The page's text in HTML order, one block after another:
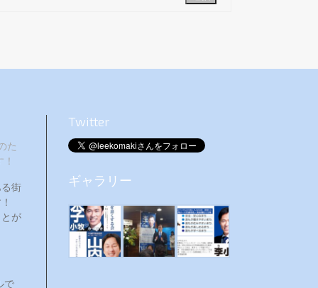
た
街
！
が
で
Twitter
ギャラリー